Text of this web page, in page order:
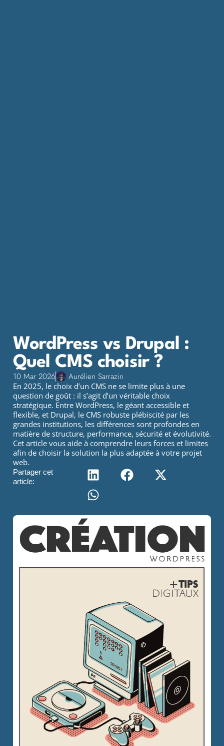
WordPress vs Drupal :
Quel CMS choisir ?
10 Mar 2026 Aurélien Sarrazin
En 2025, le choix d’un CMS ne se limite plus à une
question de goût : il s’agit d’un véritable choix
stratégique. Entre WordPress, le géant accessible et
flexible, et Drupal, le CMS robuste plébiscité par les
grandes institutions, les différences sont profondes en
matière de structure, performance, sécurité et évolutivité.
Cet article vous aide à comprendre leurs forces et limites
afin de choisir la solution la plus adaptée à votre projet
web.
Partager cet
article: